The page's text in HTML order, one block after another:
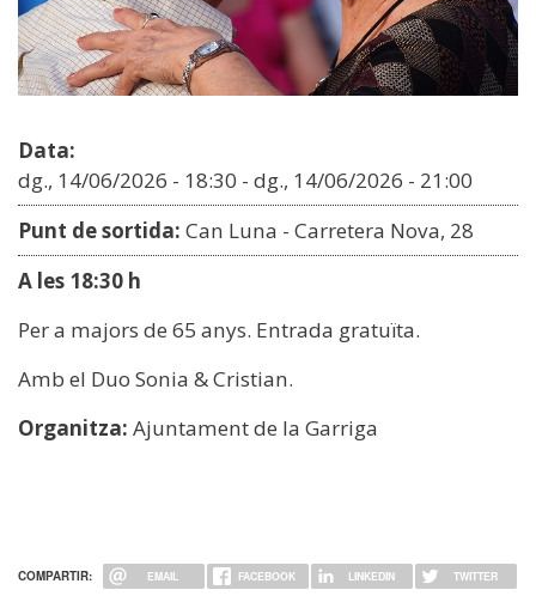
Data:
dg., 14/06/2026 - 18:30 - dg., 14/06/2026 - 21:00
Punt de sortida: Can Luna - Carretera Nova, 28
A les 18:30 h
Per a majors de 65 anys. Entrada gratuïta.
Amb el Duo Sonia & Cristian.
Organitza: Ajuntament de la Garriga
COMPARTIR: EMAIL FACEBOOK LINKEDIN TWITTER